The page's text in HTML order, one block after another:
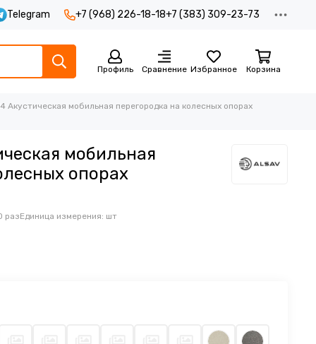
Telegram +7 (968) 226-18-18+7 (383) 309-23-73
Профиль Сравнение Избранное Корзина
Акустическая мобильная перегородка на колесных опорах
мобильная
опорах
разЕдиница измерения: шт